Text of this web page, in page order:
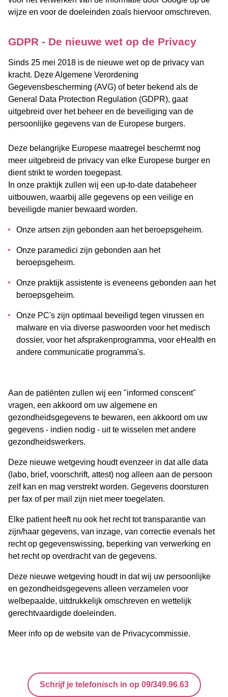
wijze en voor de doeleinden zoals hiervoor omschreven.
GDPR - De nieuwe wet op de Privacy
Sinds 25 mei 2018 is de nieuwe wet op de privacy van
kracht. Deze Algemene Verordening
Gegevensbescherming (AVG) of beter bekend als de
General Data Protection Regulation (GDPR), gaat
uitgebreid over het beheer en de beveiliging van de
persoonlijke gegevens van de Europese burgers.
Deze belangrijke Europese maatregel beschermt nog
meer uitgebreid de privacy van elke Europese burger en
dient strikt te worden toegepast.
In onze praktijk zullen wij een up-to-date databeheer
uitbouwen, waarbij alle gegevens op een veilige en
beveiligde manier bewaard worden.
Onze artsen zijn gebonden aan het beroepsgeheim.
Onze paramedici zijn gebonden aan het
beroepsgeheim.
Onze praktijk assistente is eveneens gebonden aan het
beroepsgeheim.
Onze PC's zijn optimaal beveiligd tegen virussen en
malware en via diverse paswoorden voor het medisch
dossier, voor het afsprakenprogramma, voor eHealth en
andere communicatie programma's.
Aan de patiënten zullen wij een "informed conscent"
vragen, een akkoord om uw algemene en
gezondheidsgegevens te bewaren, een akkoord om uw
gegevens - indien nodig - uit te wisselen met andere
gezondheidswerkers.
Deze nieuwe wetgeving houdt evenzeer in dat alle data
(labo, brief, voorschrift, attest) nog alleen aan de persoon
zelf kan en mag verstrekt worden. Gegevens doorsturen
per fax of per mail zijn niet meer toegelaten.
Elke patient heeft nu ook het recht tot transparantie van
zijn/haar gegevens, van inzage, van correctie evenals het
recht op gegevenswissing, beperking van verwerking en
het recht op overdracht van de gegevens.
Deze nieuwe wetgeving houdt in dat wij uw persoonlijke
en gezondheidsgegevens alleen verzamelen voor
welbepaalde, uitdrukkelijk omschreven en wettelijk
gerechtvaardigde doeleinden.
Meer info op de website van de Privacycommissie.
Schrijf je telefonisch in op 09/349.96.63